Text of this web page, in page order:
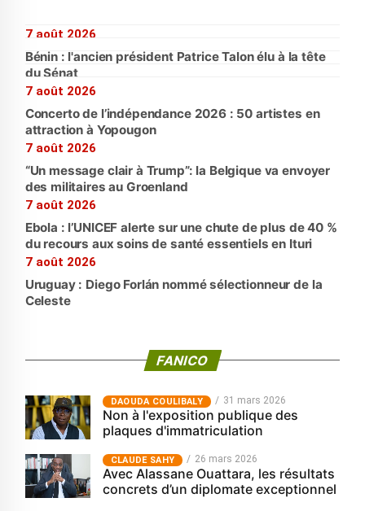
7 août 2026
Bénin : l'ancien président Patrice Talon élu à la tête
du Sénat
7 août 2026
Concerto de l’indépendance 2026 : 50 artistes en
attraction à Yopougon
7 août 2026
“Un message clair à Trump”: la Belgique va envoyer
des militaires au Groenland
7 août 2026
Ebola : l’UNICEF alerte sur une chute de plus de 40 %
du recours aux soins de santé essentiels en Ituri
7 août 2026
Uruguay : Diego Forlán nommé sélectionneur de la
Celeste
FANICO
‎DAOUDA COULIBALY 31 mars 2026
Non à l'exposition publique des
plaques d'immatriculation
CLAUDE SAHY 26 mars 2026
Avec Alassane Ouattara, les résultats
concrets d’un diplomate exceptionnel